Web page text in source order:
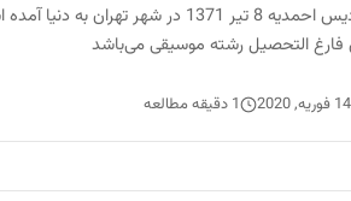
پردیس احمدیه 8 تیر 1371 در شهر تهران به دنیا
فارغ التحصیل رشته موسیقی می‌باشد
14 فوریه, 2020 1 دقیقه مطالعه